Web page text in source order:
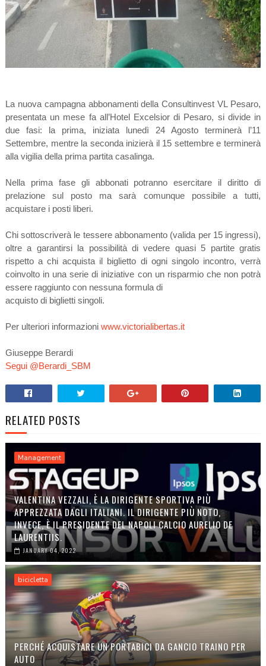
La nuova campagna abbonamenti della Consultinvest VL Pesaro,
presentata un mese fa all’Hotel Excelsior di Pesaro, si divide in
due fasi: la prima, iniziata lunedì 24 Agosto terminerà l’11
Settembre, mentre la seconda inizierà il 15 settembre e terminerà
alla vigilia della prima partita casalinga.
Nella prima fase gli abbonati potranno esercitare il diritto di
prelazione sul posto ma sarà comunque possibile a tutti,
acquistare i posti liberi.
Chi sottoscriverà le tessere abbonamento (valida per 15 ingressi),
oltre a garantirsi la possibilità di vedere quasi 5 partite gratis
rispetto a chi acquista il biglietto di ogni singolo incontro, verrà
coinvolto in una serie di iniziative con un risparmio che non potrà
essere raggiunto con nessuna formula di
acquisto di biglietti singoli.
Per ulteriori informazioni www.victorialibertas.it
Giuseppe Berardi
Segui @Berardi_SBM
RELATED POSTS
Management
VALENTINA VEZZALI, È LA DIRIGENTE SPORTIVA PIÙ
APPREZZATA DAGLI ITALIANI. IL DIRIGENTE PIÙ NOTO,
INVECE, È IL PRESIDENTE DEL NAPOLI CALCIO AURELIO DE
LAURENTIIS.
JANUARY 04, 2022
bicicletta
PERCHÉ ACQUISTARE UN PORTABICI DA GANCIO TRAINO PER
AUTO